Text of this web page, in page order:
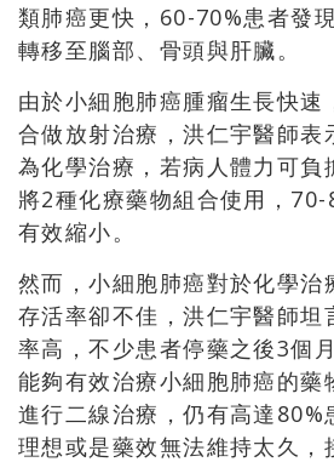
類肺癌更快，60-70%患者發
轉移至腦部、骨頭與肝臟。
由於小細胞肺癌腫瘤生長快速
合做放射治療，洪仁宇醫師表
為化學治療，若病人體力可負
將2種化療藥物組合使用，
有效縮小。
然而，小細胞肺癌對於化學治
存活率卻不佳，洪仁宇醫師坦
率高，不少患者停藥之後3個
能夠有效治療小細胞肺癌的藥
進行二線治療，仍有高達80%
理想或是藥效無法維持太久，